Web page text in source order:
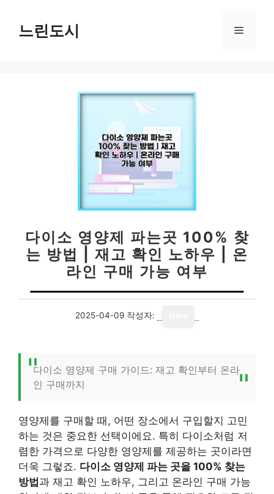
느린도시 메
다이소 영양제 파는곳 100% 찾
는 방법 | 재고 확인 노하우 | 온
라인 구매 가능 여부
2025-04-09 작성자:
다이소 영양제 구매 가이드: 재고 확인부터 온라
인 구매까지
영양제를 구매할 때, 어떤 장소에서 구입할지 고민
하는 것은 중요한 선택이에요. 특히 다이소처럼 저
렴한 가격으로 다양한 영양제를 제공하는 곳이라면
더욱 그렇죠. 다이소 영양제 파는 곳을 100% 찾는
방법 과 재고 확인 노하우, 그리고 온라인 구매 가능